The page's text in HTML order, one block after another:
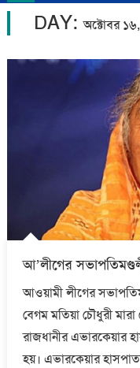
DAY:অক্টোবর
আ’লীগের
আওয়ামী লীগের
বেগম মতিয়া চৌধুরী
রাজধানীর এভারকেয়ার
হয়। এভারকেয়ার